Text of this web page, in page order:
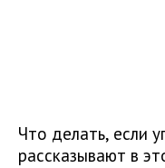
Что делать, если
рассказывают в